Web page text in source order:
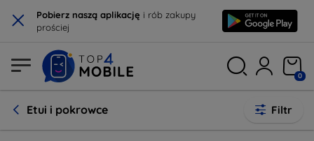
× Pobierz naszą aplikację i rób zakupy
prościej
0
Etui i pokrowce Filtr